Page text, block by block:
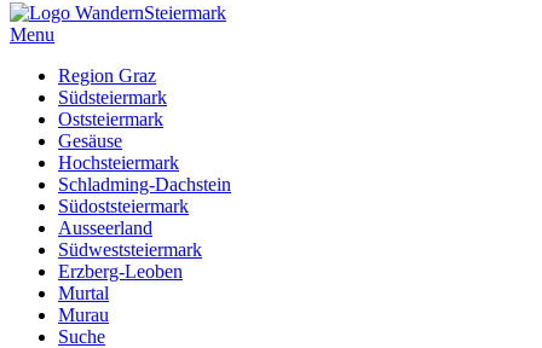
Skip
to
Menu
Region Graz
Südsteiermark
Oststeiermark
Gesäuse
Hochsteiermark
Schladming-Dachstein
Südoststeiermark
Ausseerland
Südweststeiermark
Erzberg-Leoben
Murtal
Murau
Suche